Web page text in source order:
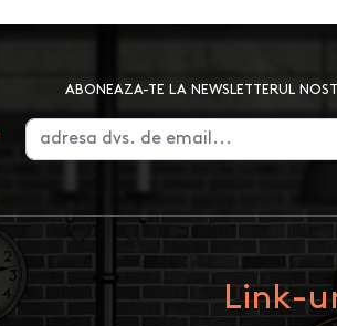
ABONEAZA-TE LA NEWSLETTERUL
Link-